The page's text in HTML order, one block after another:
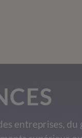
entreprises, du